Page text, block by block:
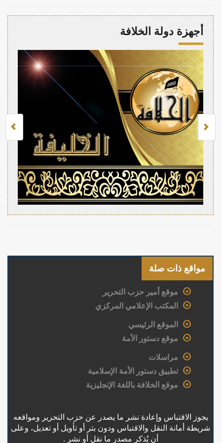
أجهزة دولة الخلافة
مواقع ذات صلة
موقع أمير حزب التحرير
المكتب الإعلامي المركزي
الموقع الرئيسي
موقع دستور الأمة
مراسلات
تطبيق دستور الأمة الإسلامية
موقع الخلافة باللغة الإنجليزية
يجوز الاقتباس وإعادة نشر ما يصدر عن حزب التحرير ومواقعه
شريطة أمانة النقل والاقتباس ودون بتر أو تأويل أو تعديل، وعلى
أن يُذكر مصدر ما نقل أو نشر .